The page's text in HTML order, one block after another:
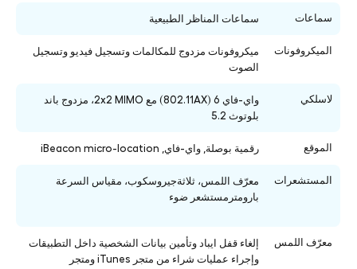
سماعات سماعات المناظر الطبيعية
الميكروفونات
ميكروفونات مزدوج للمكالمات وتسجيل فيديو وتسجيل
الصوت
لاسلكي
واي-فاي 6 (802.11AX) مع 2x2 MIMO، مزدوج باند
بلوتوث 5.2
الموقع رقمية بوصلة, واي-فاي, iBeacon micro-location
المستشعرات
معرّف اللمس، ثلاثةجيروسكوب، مقياس السرعة
بارومترمستشعر ضوء
معرّف اللمس
إلغاء قفل ايباد وتأمين بيانات الشخصية داخل التطبيقات
وإجراء عمليات شراء من متجر iTunes ومتجر